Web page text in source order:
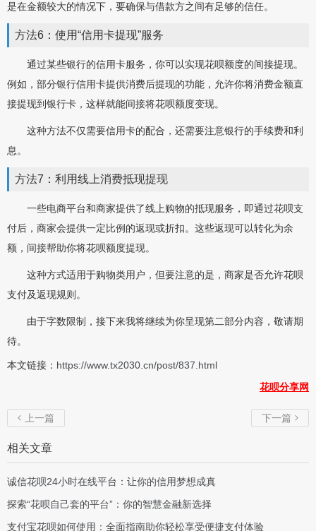
是在金额较大的情况下，要确保与借款方之间有足够的信任。
方法6：使用“信用卡提现”服务
通过某些银行的信用卡服务，你可以实现花呗额度的间接提现。
例如，部分银行信用卡提供消费后提现的功能，允许你将消费金额直
接提现到银行卡，这样就能间接将花呗额度变现。
这种方法不仅需要信用卡的配合，还需要注意银行的手续费和利
息。
方法7：利用线上消费抵现提现
一些电商平台和商家提供了线上购物的抵现服务，即通过花呗支
付后，商家会提供一定比例的返现或折扣。这些返现可以转化为余
额，间接帮助你将花呗额度提现。
这种方式适用于购物类用户，但要注意的是，商家是否允许花呗
支付及返现规则。
由于字数限制，接下来我将继续为你呈现第二部分内容，敬请期
待。
本文链接： https://www.tx2030.cn/post/837.html
花呗分享网
 上一篇 下一篇 
相关文章
诚信花呗24小时在线平台：让你的信用梦想成真
探索“花呗自己套的平台”：你的智慧金融新选择
支付宝花呗如何使用：全面指南助你轻松享受便捷支付体验